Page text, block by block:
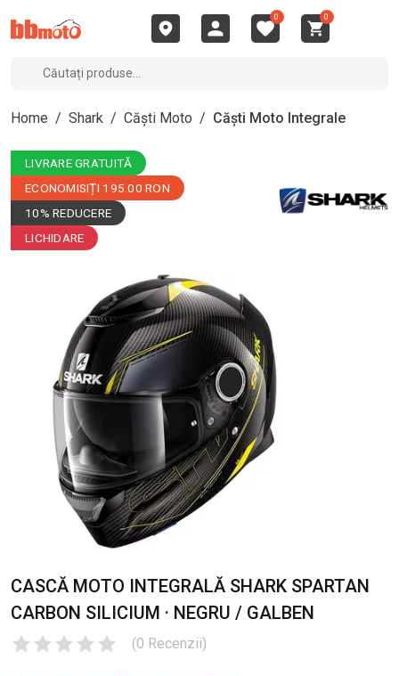
0 0
Home / Shark / Căști Moto / Căști Moto Integrale
LIVRARE GRATUITĂ
ECONOMISIȚI 195.00 RON
10% REDUCERE
LICHIDARE
CASCĂ MOTO INTEGRALĂ SHARK SPARTAN
CARBON SILICIUM · NEGRU / GALBEN
(0 Recenzii)